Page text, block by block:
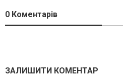
0 Коментарів
ЗАЛИШИТИ КОМЕНТАР